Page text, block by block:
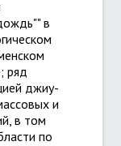
в
ряд
джиу-
и
в том
по